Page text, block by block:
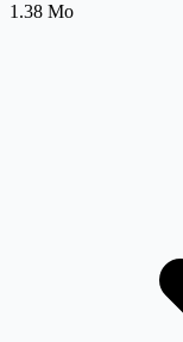
1.38 Mo